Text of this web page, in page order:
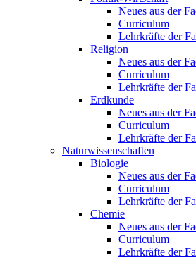
Neues aus der
Curriculum
Lehrkräfte der
Religion
Neues aus der
Curriculum
Lehrkräfte der
Erdkunde
Neues aus der
Curriculum
Lehrkräfte der
Naturwissenschaften
Biologie
Neues aus der
Curriculum
Lehrkräfte der
Chemie
Neues aus der
Curriculum
Lehrkräfte der